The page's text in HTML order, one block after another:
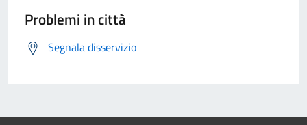
Problemi in città
Segnala disservizio